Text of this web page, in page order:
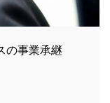
の事業承継